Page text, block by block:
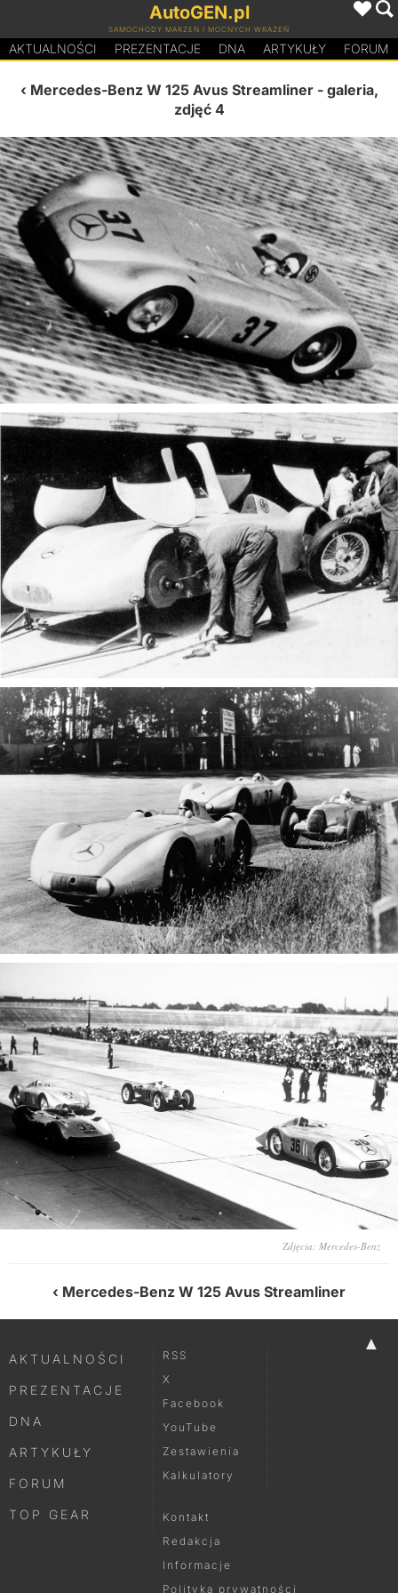
AutoGEN.pl
SAMOCHODY MARZEŃ I MOCNYCH WRAŻEŃ
AKTUALNOŚCI PREZENTACJE DNA ARTYKUŁY FORUM
Mercedes-Benz W 125 Avus Streamliner- galeria,
zdjęć 4
Zdjęcia: Mercedes-Benz
Mercedes-Benz W 125 Avus Streamliner
▲
AKTUALNOŚCI
PREZENTACJE
DNA
ARTYKUŁY
FORUM
TOP GEAR
RSS
X
Facebook
YouTube
Zestawienia
Kalkulatory
Kontakt
Redakcja
Informacje
Polityka prywatności